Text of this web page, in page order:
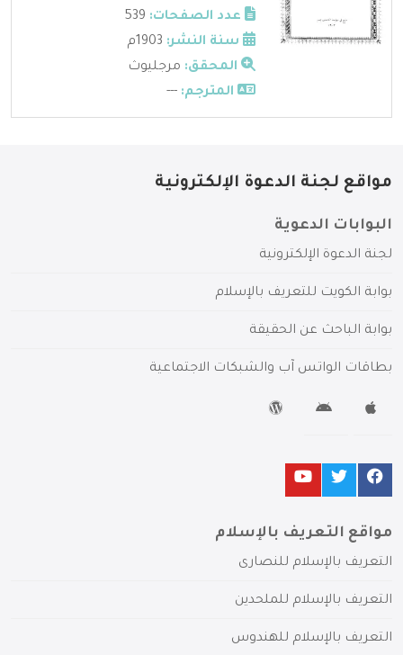
عدد الصفحات:
سنة النشر:
المحقق: مرجليوث
المترجم: ---
مواقع لجنة الدعوة الإلكترونية
البوابات الدعوية
لجنة الدعوة الإلكترونية
بوابة الكويت للتعريف بالإسلام
بوابة الباحث عن الحقيقة
بطاقات الواتس آب والشبكات الاجتماعية
مواقع التعريف بالإسلام
التعريف بالإسلام للنصارى
التعريف بالإسلام للملحدين
التعريف بالإسلام للهندوس